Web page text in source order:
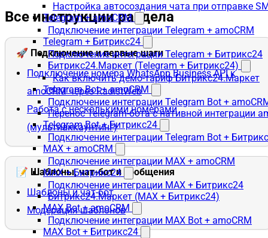
Настройка автосоздания чата при отправке
Telegram + amoCRM
Подключение интеграции Telegram + amoCRM
Telegram + Битрикс24
Подключение интеграции Telegram + Битрикс24
Битрикс24.Маркет (Telegram + Битрикс24)
Как включить демо-тариф Битрикс24.Маркет
Telegram Bot + amoCRM
Подключение интеграции Telegram Bot +
Перенос Telegram-бота с нативной интеграции
Telegram Bot + Битрикс24
Подключение интеграции Telegram Bot +
MAX + amoCRM
Подключение интеграции MAX + amoCRM
MAX + Битрикс24
Подключение интеграции MAX + Битрикс24
Битрикс24.Маркет (MAX + Битрикс24)
MAX Bot + amoCRM
Подключение интеграции MAX Bot + amoCRM
MAX Bot + Битрикс24
Все инструкции раздела
🚀 Подключение и первые шаги
Подключение номера WhatsApp Business API к
amoCRM через RadistWeb
Работа с несколькими номерами
(мультиаккаунтинг)
📝 Шаблоны, чат-бот и сообщения
Шаблоны и чат-бот
Модерация шаблонов